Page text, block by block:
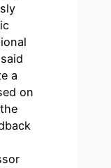
a
on